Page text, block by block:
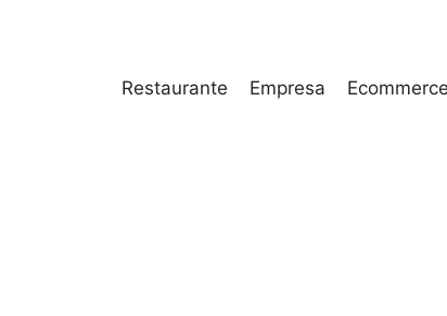
Restaurante Empresa Ecommerce